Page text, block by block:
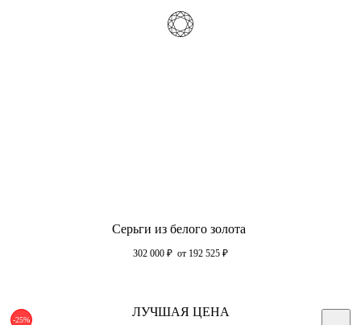
Серьги из белого золота
302 000 ₽ от 192 525 ₽
-25%
ЛУЧШАЯ ЦЕНА